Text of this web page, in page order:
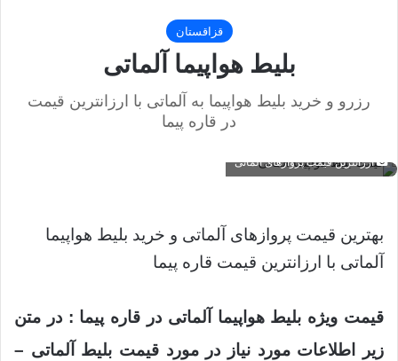
قزاقستان
بلیط هواپیما آلماتی
رزرو و خرید بلیط هواپیما به آلماتی با ارزانترین قیمت
در قاره پیما
ارزانترین قیمت پروازهای آلماتی
بهترین قیمت پروازهای آلماتی و خرید بلیط هواپیما
آلماتی با ارزانترین قیمت قاره پیما
قیمت ویژه بلیط هواپیما آلماتی در قاره پیما : در متن
زیر اطلاعات مورد نیاز در مورد قیمت بلیط آلماتی –